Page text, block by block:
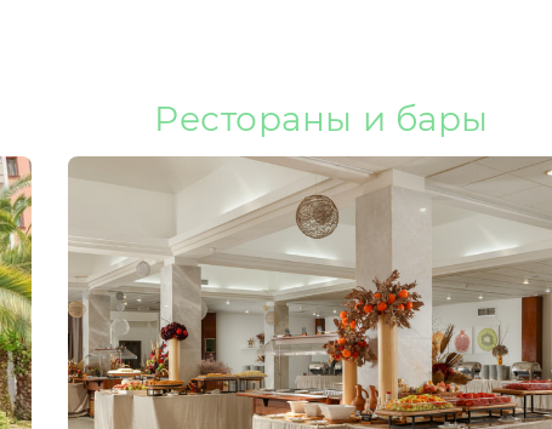
Рестораны и бары